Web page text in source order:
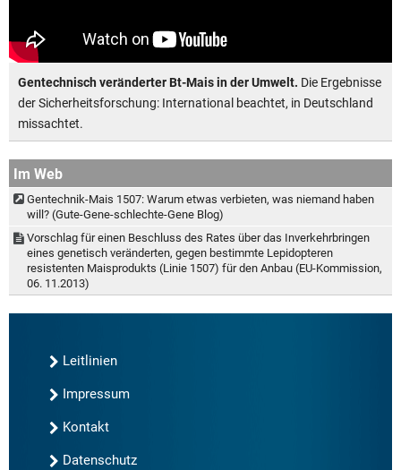
Gentechnisch veränderter Bt-Mais in der Umwelt. Die Ergebnisse
der Sicherheitsforschung: International beachtet, in Deutschland
missachtet.
Im Web
Gentechnik-Mais 1507: Warum etwas verbieten, was niemand haben
will? (Gute-Gene-schlechte-Gene Blog)
Vorschlag für einen Beschluss des Rates über das Inverkehrbringen
eines genetisch veränderten, gegen bestimmte Lepidopteren
resistenten Maisprodukts (Linie 1507) für den Anbau (EU-Kommission,
06. 11.2013)
Leitlinien
Impressum
Kontakt
Datenschutz